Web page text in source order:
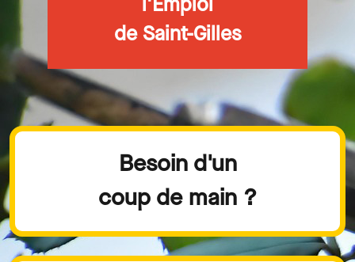
l'Emploi
de Saint-Gilles
Besoin d'un
coup de main ?